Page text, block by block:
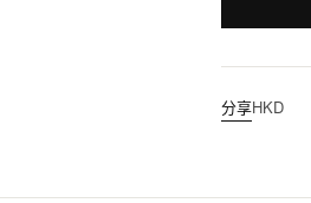
分享HKD